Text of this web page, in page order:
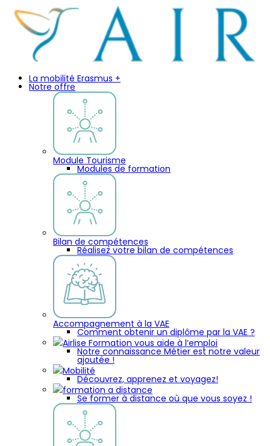
La mobilité Erasmus +
Notre offre
Module Tourisme
Modules de formation
Bilan de compétences
Réalisez votre bilan de compétences
Accompagnement à la VAE
Comment obtenir un diplôme par la VAE ?
Airlise Formation vous aide à l’emploi
Notre connaissance Métier est notre valeur
ajoutée !
Mobilité
Découvrez, apprenez et voyagez!
formation a distance
Se former à distance où que vous soyez !